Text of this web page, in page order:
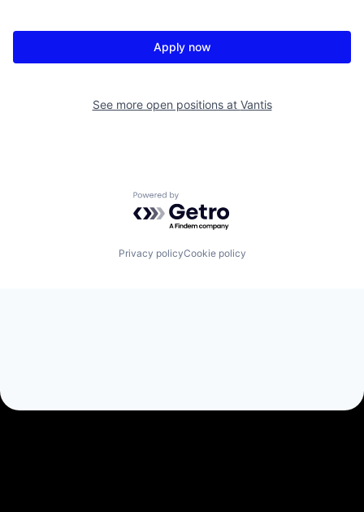
Apply now
See more open positions at Vantis
Powered by Getro.com
Privacy policyCookie policy